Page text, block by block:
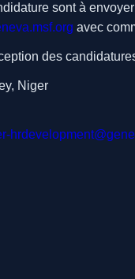
sont à
avec
des
Niger